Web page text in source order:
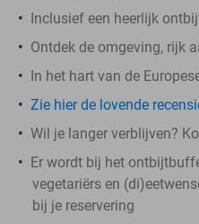
Inclusief een heerlijk
Ontdek de omgeving, rijk
In het hart van de
Zie hier de lovende
Wil je langer verblijven?
Er wordt bij het
vegetariërs en
bij je reservering